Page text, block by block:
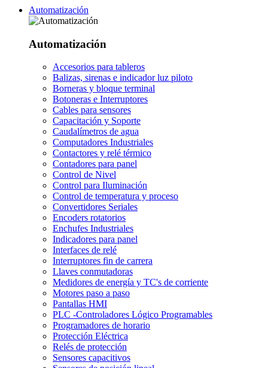
Automatización
Automatización
Accesorios para tableros
Balizas, sirenas e indicador luz piloto
Borneras y bloque terminal
Botoneras e Interruptores
Cables para sensores
Capacitación y Soporte
Caudalímetros de agua
Computadores Industriales
Contactores y relé térmico
Contadores para panel
Control de Nivel
Control para Iluminación
Control de temperatura y proceso
Convertidores Seriales
Encoders rotatorios
Enchufes Industriales
Indicadores para panel
Interfaces de relé
Interruptores fin de carrera
Llaves conmutadoras
Medidores de energía y TC's de corriente
Motores paso a paso
Pantallas HMI
PLC -Controladores Lógico Programables
Programadores de horario
Protección Eléctrica
Relés de protección
Sensores capacitivos